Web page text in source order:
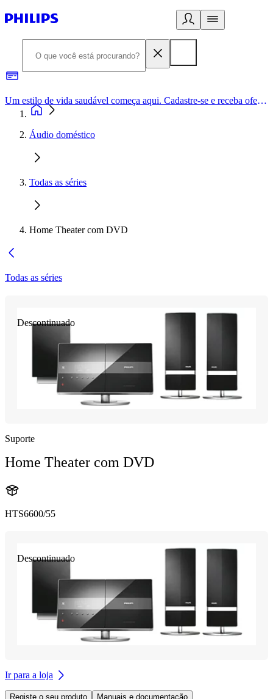
Um estilo de vida saudável começa aqui. Cadastre-se e receba ofertas exclusivas.
Áudio doméstico
Todas as séries
Home Theater com DVD
Todas as séries
Descontinuado
Suporte
Home Theater com DVD
HTS6600/55
Descontinuado
Ir para a loja
Registe o seu produto
Manuais e documentação